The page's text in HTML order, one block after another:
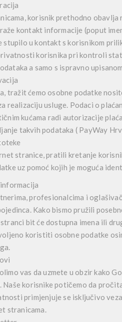
korisnik prethodno obavlja
kontakt informacije (poput
u kontakt s korisnikom
korisnika pri kontroli
a samo s ispravno
tražit ćemo osobne podatke
usluge. Podaci o
kućama radi autorizacije
takvih podataka ( PayWay
stranice, pratili kretanje
uz pomoć kojih je moguća
profesionalcima i
Kako bismo pružili
bit će dostupna imena ili
koristiti osobne podatke
vas da uzmete u obzir kako
korisnike potičemo da
primjenjuje se isključivo
stranicama.